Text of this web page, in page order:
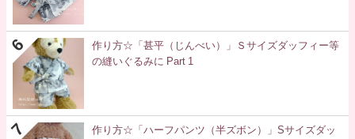
作り方☆「甚平（じんべい）」Ｓサイズダッフィー等
の縫いぐるみに Part 1
作り方☆「ハーフパンツ（半ズボン）」Sサイズダッ